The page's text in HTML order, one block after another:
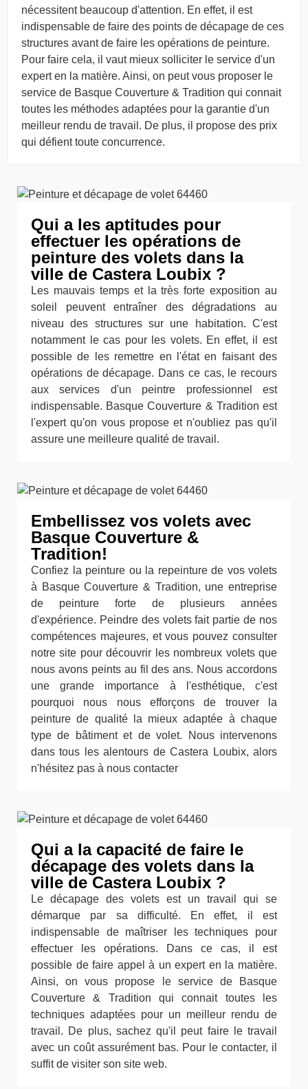
nécessitent beaucoup d'attention. En effet, il est
indispensable de faire des points de décapage de ces
structures avant de faire les opérations de peinture.
Pour faire cela, il vaut mieux solliciter le service d'un
expert en la matière. Ainsi, on peut vous proposer le
service de Basque Couverture & Tradition qui connait
toutes les méthodes adaptées pour la garantie d'un
meilleur rendu de travail. De plus, il propose des prix
qui défient toute concurrence.
Qui a les aptitudes pour
effectuer les opérations de
peinture des volets dans la
ville de Castera Loubix ?
Les mauvais temps et la très forte exposition au
soleil peuvent entraîner des dégradations au
niveau des structures sur une habitation. C'est
notamment le cas pour les volets. En effet, il est
possible de les remettre en l'état en faisant des
opérations de décapage. Dans ce cas, le recours
aux services d'un peintre professionnel est
indispensable. Basque Couverture & Tradition est
l'expert qu'on vous propose et n'oubliez pas qu'il
assure une meilleure qualité de travail.
Embellissez vos volets avec
Basque Couverture &
Tradition!
Confiez la peinture ou la repeinture de vos volets
à Basque Couverture & Tradition, une entreprise
de peinture forte de plusieurs années
d'expérience. Peindre des volets fait partie de nos
compétences majeures, et vous pouvez consulter
notre site pour découvrir les nombreux volets que
nous avons peints au fil des ans. Nous accordons
une grande importance à l'esthétique, c'est
pourquoi nous nous efforçons de trouver la
peinture de qualité la mieux adaptée à chaque
type de bâtiment et de volet. Nous intervenons
dans tous les alentours de Castera Loubix, alors
n'hésitez pas à nous contacter
Qui a la capacité de faire le
décapage des volets dans la
ville de Castera Loubix ?
Le décapage des volets est un travail qui se
démarque par sa difficulté. En effet, il est
indispensable de maîtriser les techniques pour
effectuer les opérations. Dans ce cas, il est
possible de faire appel à un expert en la matière.
Ainsi, on vous propose le service de Basque
Couverture & Tradition qui connait toutes les
techniques adaptées pour un meilleur rendu de
travail. De plus, sachez qu'il peut faire le travail
avec un coût assurément bas. Pour le contacter, il
suffit de visiter son site web.